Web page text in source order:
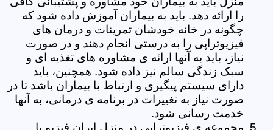
را ارائه دهد. باید به بیماران آموزش داده شود که
چگونه در خانه خودشان تمرینات و درمان های
فیزیوتراپی را به درستی انجام دهند و در صورت
نیاز، باید به آنها ارائه ی مشاوره های تغذیه ای و
سبک زندگی سالم نیز داده شود. همچنین، باید
دارای سیستم پیگیری و ارتباط با بیماران باشد تا در
صورت نیاز به تغییرات در برنامه ی درمانی، به آنها
خدمت رسانی شود.
مجموعه ی فیزیوتراپی در منزل ایران فیزیو با